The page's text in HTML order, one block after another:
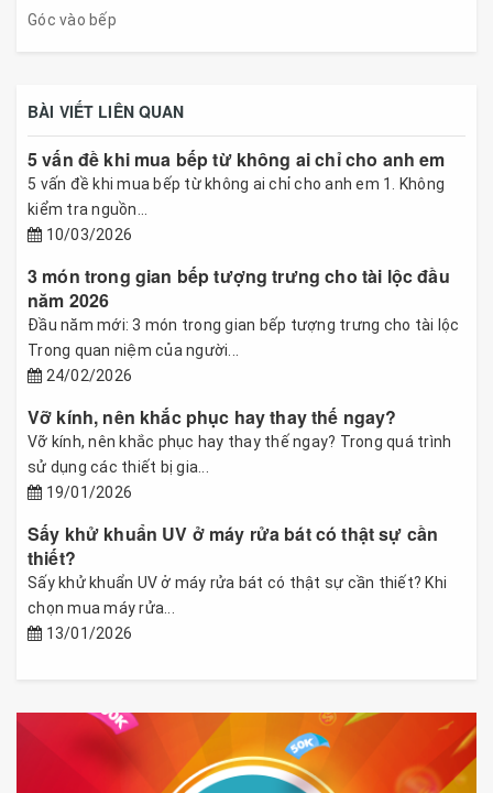
Góc vào bếp
BÀI VIẾT LIÊN QUAN
5 vấn đề khi mua bếp từ không ai chỉ cho anh em
5 vấn đề khi mua bếp từ không ai chỉ cho anh em 1. Không
kiểm tra nguồn...
10/03/2026
3 món trong gian bếp tượng trưng cho tài lộc đầu
năm 2026
Đầu năm mới: 3 món trong gian bếp tượng trưng cho tài lộc
Trong quan niệm của người...
24/02/2026
Vỡ kính, nên khắc phục hay thay thế ngay?
Vỡ kính, nên khắc phục hay thay thế ngay? Trong quá trình
sử dụng các thiết bị gia...
19/01/2026
Sấy khử khuẩn UV ở máy rửa bát có thật sự cần
thiết?
Sấy khử khuẩn UV ở máy rửa bát có thật sự cần thiết? Khi
chọn mua máy rửa...
13/01/2026